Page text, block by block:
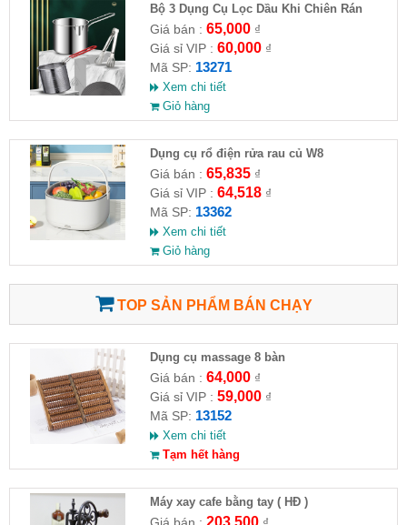
Bộ 3 Dụng Cụ Lọc Dầu Khi Chiên Rán
Giá bán : 65,000₫
Giá sỉ VIP : 60,000₫
Mã SP: 13271
Xem chi tiết
Giỏ hàng
Dụng cụ rổ điện rửa rau củ W8
Giá bán : 65,835₫
Giá sỉ VIP : 64,518₫
Mã SP: 13362
Xem chi tiết
Giỏ hàng
TOP SẢN PHẨM BÁN CHẠY
Dụng cụ massage 8 bàn
Giá bán : 64,000₫
Giá sỉ VIP : 59,000₫
Mã SP: 13152
Xem chi tiết
Tạm hết hàng
Máy xay cafe bằng tay ( HĐ )
Giá bán : 203,500₫